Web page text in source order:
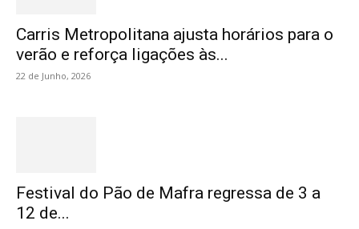
Carris Metropolitana ajusta horários para o
verão e reforça ligações às...
22 de Junho, 2026
Festival do Pão de Mafra regressa de 3 a
12 de...